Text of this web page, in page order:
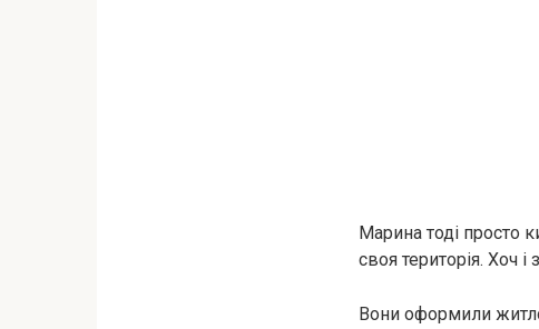
Марина тоді просто
своя територія. Хоч
Вони оформили